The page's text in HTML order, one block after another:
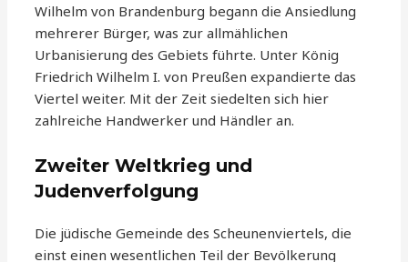
Wilhelm von Brandenburg begann die Ansiedlung
mehrerer Bürger, was zur allmählichen
Urbanisierung des Gebiets führte. Unter König
Friedrich Wilhelm I. von Preußen expandierte das
Viertel weiter. Mit der Zeit siedelten sich hier
zahlreiche Handwerker und Händler an.
Zweiter Weltkrieg und
Judenverfolgung
Die jüdische Gemeinde des Scheunenviertels, die
einst einen wesentlichen Teil der Bevölkerung